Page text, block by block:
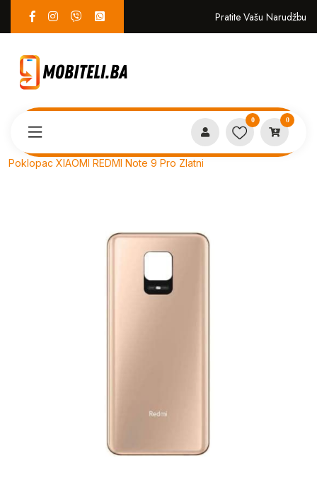
Pratite Vašu Narudžbu
0 0
Poklopac XIAOMI REDMI Note 9 Pro Zlatni